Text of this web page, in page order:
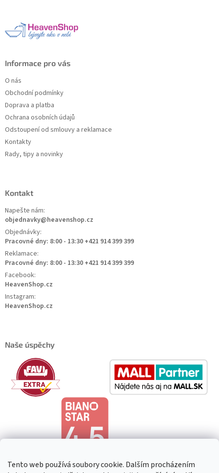
Tento web používá soubory cookie. Dalším procházením
Informace pro vás
O nás
Obchodní podmínky
Doprava a platba
Ochrana osobních údajů
Odstoupení od smlouvy a reklamace
Kontakty
Rady, tipy a novinky
Kontakt
Napešte nám:
objednavky@heavenshop.cz
Objednávky:
Pracovné dny: 8:00 - 13:30 +421 914 399 399
Reklamace:
Pracovné dny: 8:00 - 13:30 +421 914 399 399
Facebook:
HeavenShop.cz
Instagram:
HeavenShop.cz
Naše úspěchy